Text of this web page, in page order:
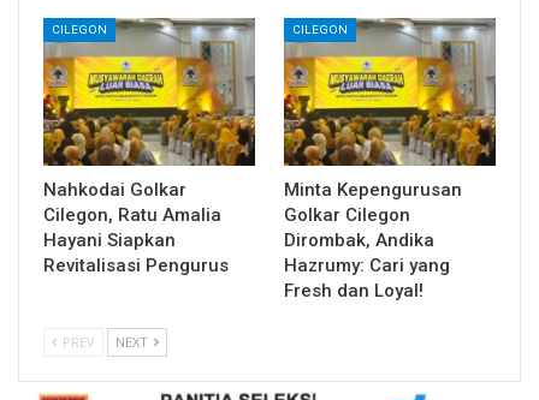
CILEGON
Nahkodai Golkar
Cilegon, Ratu Amalia
Hayani Siapkan
Revitalisasi Pengurus
CILEGON
Minta Kepengurusan
Golkar Cilegon
Dirombak, Andika
Hazrumy: Cari yang
Fresh dan Loyal!
PREV NEXT